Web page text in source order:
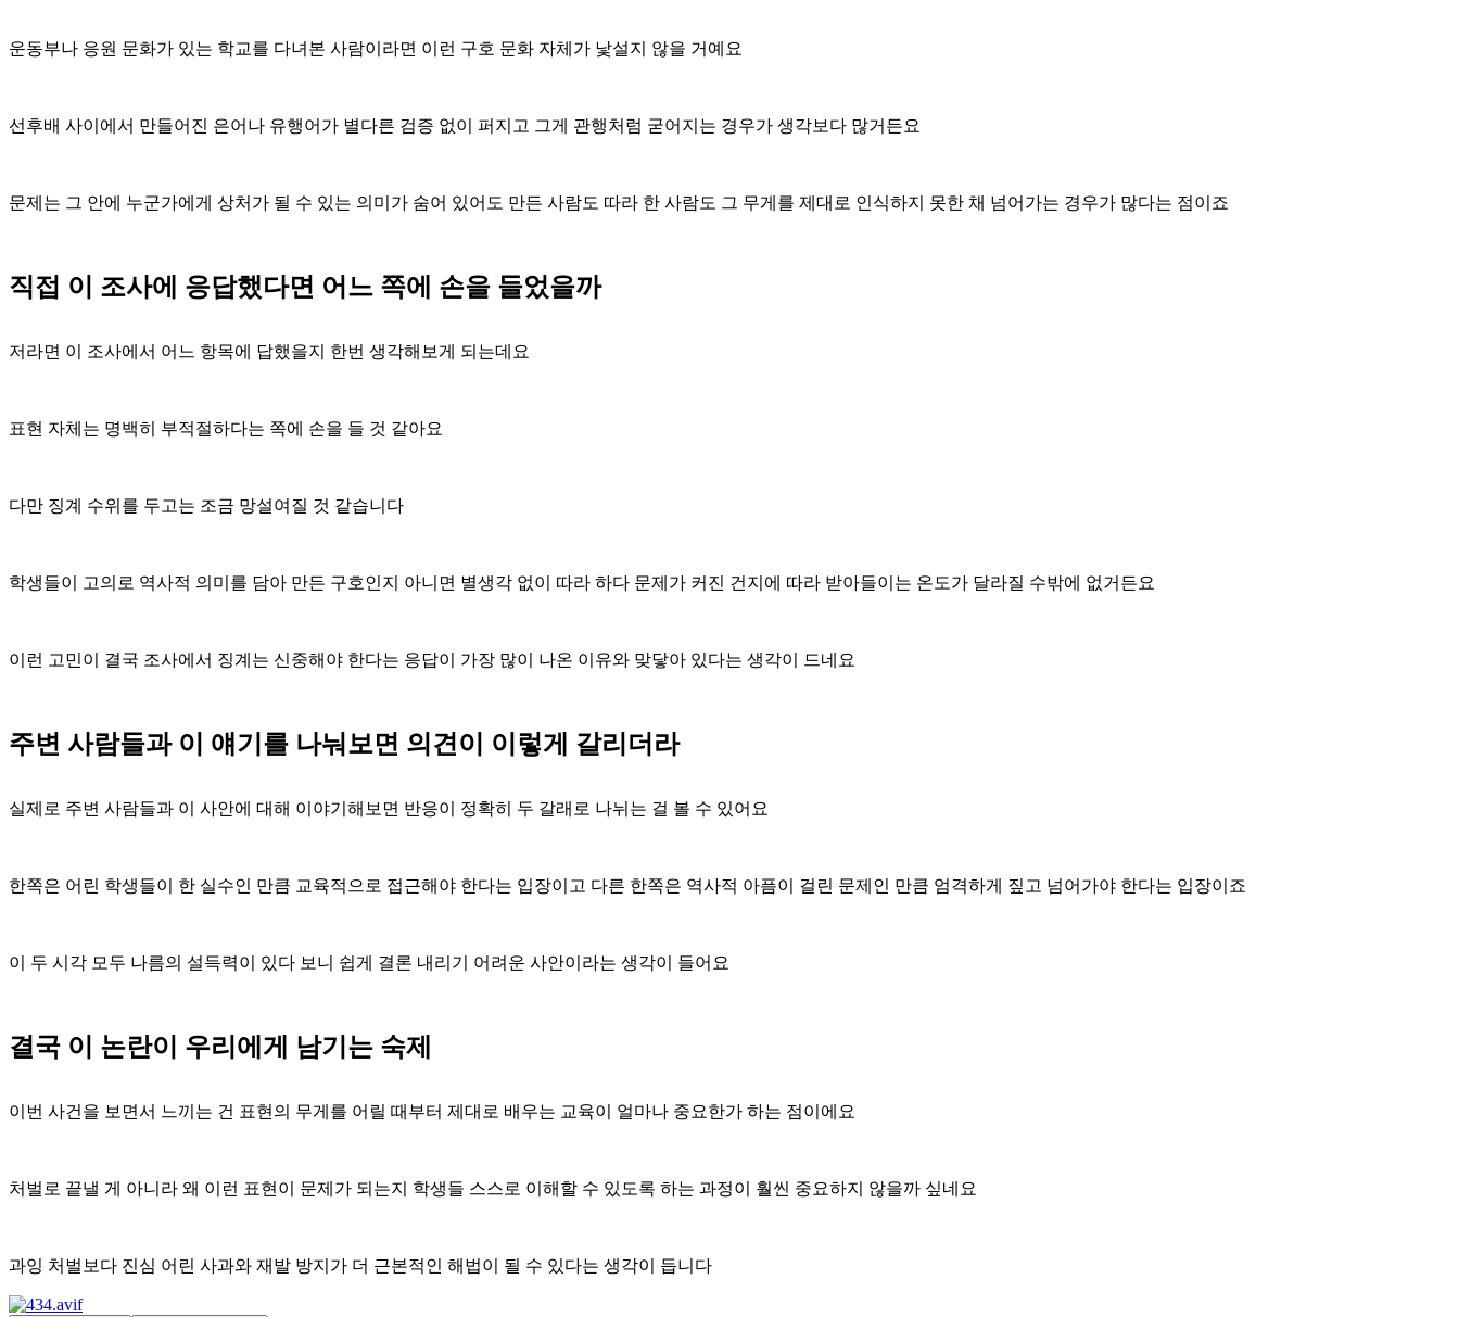
운동부나 응원 문화가 있는 학교를 다녀본 사람이라면 이런 구호 문화 자체가 낯설지 않을 거예요
선후배 사이에서 만들어진 은어나 유행어가 별다른 검증 없이 퍼지고 그게 관행처럼 굳어지는 경우가 생각보다 많거든요
문제는 그 안에 누군가에게 상처가 될 수 있는 의미가 숨어 있어도 만든 사람도 따라 한 사람도 그 무게를 제대로 인식하지 못한 채 넘어가는 경우가 많다는 점이죠
직접 이 조사에 응답했다면 어느 쪽에 손을 들었을까
저라면 이 조사에서 어느 항목에 답했을지 한번 생각해보게 되는데요
표현 자체는 명백히 부적절하다는 쪽에 손을 들 것 같아요
다만 징계 수위를 두고는 조금 망설여질 것 같습니다
학생들이 고의로 역사적 의미를 담아 만든 구호인지 아니면 별생각 없이 따라 하다 문제가 커진 건지에 따라 받아들이는 온도가 달라질 수밖에 없거든요
이런 고민이 결국 조사에서 징계는 신중해야 한다는 응답이 가장 많이 나온 이유와 맞닿아 있다는 생각이 드네요
주변 사람들과 이 얘기를 나눠보면 의견이 이렇게 갈리더라
실제로 주변 사람들과 이 사안에 대해 이야기해보면 반응이 정확히 두 갈래로 나뉘는 걸 볼 수 있어요
한쪽은 어린 학생들이 한 실수인 만큼 교육적으로 접근해야 한다는 입장이고 다른 한쪽은 역사적 아픔이 걸린 문제인 만큼 엄격하게 짚고 넘어가야 한다는 입장이죠
이 두 시각 모두 나름의 설득력이 있다 보니 쉽게 결론 내리기 어려운 사안이라는 생각이 들어요
결국 이 논란이 우리에게 남기는 숙제
이번 사건을 보면서 느끼는 건 표현의 무게를 어릴 때부터 제대로 배우는 교육이 얼마나 중요한가 하는 점이에요
처벌로 끝낼 게 아니라 왜 이런 표현이 문제가 되는지 학생들 스스로 이해할 수 있도록 하는 과정이 훨씬 중요하지 않을까 싶네요
과잉 처벌보다 진심 어린 사과와 재발 방지가 더 근본적인 해법이 될 수 있다는 생각이 듭니다